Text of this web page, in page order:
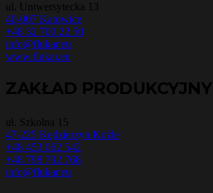
ul. Uniwersytecka 13
40-007 Katowice
+48 32 700 22 50
info@flukar.eu
www.flukar.eu
ZAKŁAD PRODUKCYJNY
ul. Szkolna 15
47-225 Kędzierzyn Koźle
+48 453 062 542
+48 798 792 768
info@flukar.eu